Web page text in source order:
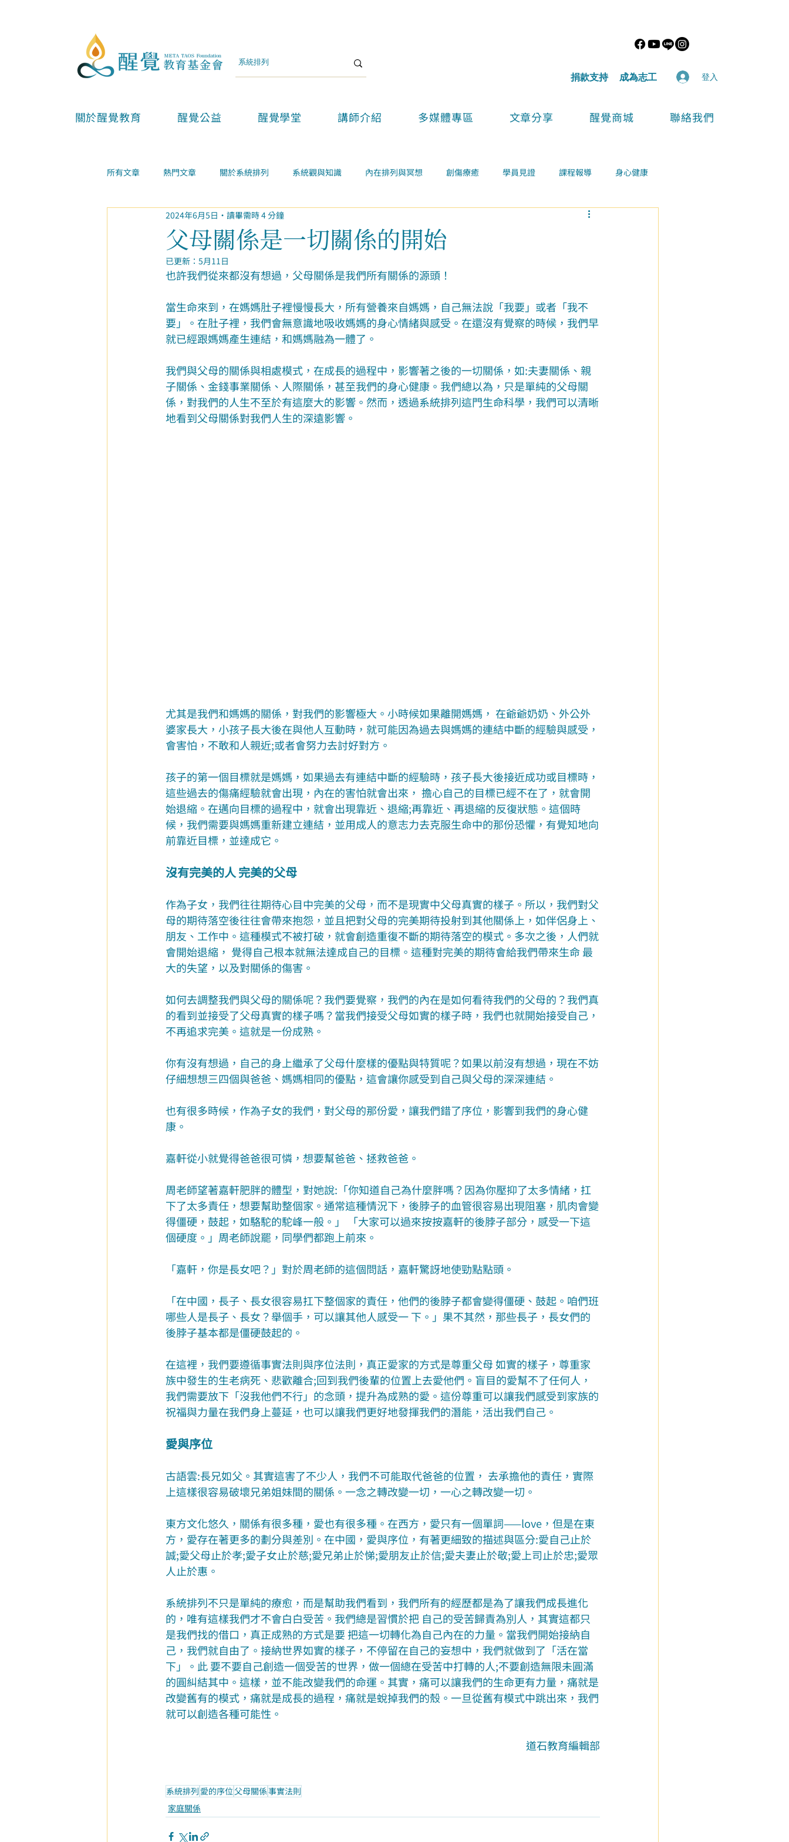
​捐款支持 ​成為志工 登入
關於醒覺教育 醒覺公益 醒覺學堂 講師介紹 多媒體專區 文章分享 醒覺商城 聯絡我們
所有文章 熱門文章 關於系統排列 系統觀與知識 內在排列與冥想 創傷療癒 學員見證 課程報導 身心健康
金錢事業 家庭關係
父母關係是一切關係的開始
2024年6月5日 讀畢需時 4 分鐘
已更新： 5月11日
也許我們從來都沒有想過，父母關係是我們所有關係的源頭！
當生命來到，在媽媽肚子裡慢慢長大，所有營養來自媽媽，自己無法說「我要」或者「我不
要」。在肚子裡，我們會無意識地吸收媽媽的身心情緒與感受。在還沒有覺察的時候，我們早
就已經跟媽媽產生連結，和媽媽融為一體了。
我們與父母的關係與相處模式，在成長的過程中，影響著之後的一切關係，如:夫妻關係、親
子關係、金錢事業關係、人際關係，甚至我們的身心健康。我們總以為，只是單純的父母關
係，對我們的人生不至於有這麼大的影響。然而，透過系統排列這門生命科學，我們可以清晰
地看到父母關係對我們人生的深遠影響。
尤其是我們和媽媽的關係，對我們的影響極大。小時候如果離開媽媽， 在爺爺奶奶、外公外
婆家長大，小孩子長大後在與他人互動時，就可能因為過去與媽媽的連結中斷的經驗與感受，
會害怕，不敢和人親近;或者會努力去討好對方。
孩子的第一個目標就是媽媽，如果過去有連結中斷的經驗時，孩子長大後接近成功或目標時，
這些過去的傷痛經驗就會出現，內在的害怕就會出來， 擔心自己的目標已經不在了，就會開
始退縮。在邁向目標的過程中，就會出現靠近、退縮;再靠近、再退縮的反復狀態。這個時
候，我們需要與媽媽重新建立連結，並用成人的意志力去克服生命中的那份恐懼，有覺知地向
前靠近目標，並達成它。
沒有完美的人 完美的父母
作為子女，我們往往期待心目中完美的父母，而不是現實中父母真實的樣子。所以，我們對父
母的期待落空後往往會帶來抱怨，並且把對父母的完美期待投射到其他關係上，如伴侶身上、
朋友、工作中。這種模式不被打破，就會創造重復不斷的期待落空的模式。多次之後，人們就
會開始退縮， 覺得自己根本就無法達成自己的目標。這種對完美的期待會給我們帶來生命 最
大的失望，以及對關係的傷害。
如何去調整我們與父母的關係呢？我們要覺察，我們的內在是如何看待我們的父母的？我們真
的看到並接受了父母真實的樣子嗎？當我們接受父母如實的樣子時，我們也就開始接受自己，
不再追求完美。這就是一份成熟。
你有沒有想過，自己的身上繼承了父母什麼樣的優點與特質呢？如果以前沒有想過，現在不妨
仔細想想三四個與爸爸、媽媽相同的優點，這會讓你感受到自己與父母的深深連結。
也有很多時候，作為子女的我們，對父母的那份愛，讓我們錯了序位，影響到我們的身心健
康。
嘉軒從小就覺得爸爸很可憐，想要幫爸爸、拯救爸爸。
周老師望著嘉軒肥胖的體型，對她說:「你知道自己為什麼胖嗎？因為你壓抑了太多情緒，扛
下了太多責任，想要幫助整個家。通常這種情況下，後脖子的血管很容易出現阻塞，肌肉會變
得僵硬，鼓起，如駱駝的駝峰一般。」 「大家可以過來按按嘉軒的後脖子部分，感受一下這
個硬度。」周老師說罷，同學們都跑上前來。
「嘉軒，你是長女吧？」對於周老師的這個問話，嘉軒驚訝地使勁點點頭。
「在中國，長子、長女很容易扛下整個家的責任，他們的後脖子都會變得僵硬、鼓起。咱們班
哪些人是長子、長女？舉個手，可以讓其他人感受一 下。」果不其然，那些長子，長女們的
後脖子基本都是僵硬鼓起的。
在這裡，我們要遵循事實法則與序位法則，真正愛家的方式是尊重父母 如實的樣子，尊重家
族中發生的生老病死、悲歡離合;回到我們後輩的位置上去愛他們。盲目的愛幫不了任何人，
我們需要放下「沒我他們不行」的念頭，提升為成熟的愛。這份尊重可以讓我們感受到家族的
祝福與力量在我們身上蔓延，也可以讓我們更好地發揮我們的潛能，活出我們自己。
愛與序位
古語雲:長兄如父。其實這害了不少人，我們不可能取代爸爸的位置， 去承擔他的責任，實際
上這樣很容易破壞兄弟姐妹間的關係。一念之轉改變一切，一心之轉改變一切。
東方文化悠久，關係有很多種，愛也有很多種。在西方，愛只有一個單詞——love，但是在東
方，愛存在著更多的劃分與差別。在中國，愛與序位，有著更細致的描述與區分:愛自己止於
誠;愛父母止於孝;愛子女止於慈;愛兄弟止於悌;愛朋友止於信;愛夫妻止於敬;愛上司止於忠;愛眾
人止於惠。
系統排列不只是單純的療愈，而是幫助我們看到，我們所有的經歷都是為了讓我們成長進化
的，唯有這樣我們才不會白白受苦。我們總是習慣於把 自己的受苦歸責為別人，其實這都只
是我們找的借口，真正成熟的方式是要 把這一切轉化為自己內在的力量。當我們開始接納自
己，我們就自由了。接納世界如實的樣子，不停留在自己的妄想中，我們就做到了「活在當
下」。此 要不要自己創造一個受苦的世界，做一個總在受苦中打轉的人;不要創造無限未圓滿
的圓糾結其中。這樣，並不能改變我們的命運。其實，痛可以讓我們的生命更有力量，痛就是
改變舊有的模式，痛就是成長的過程，痛就是蛻掉我們的殼。一旦從舊有模式中跳出來，我們
就可以創造各種可能性。
道石教育編輯部
系統排列 愛的序位 父母關係事實法則
家庭關係